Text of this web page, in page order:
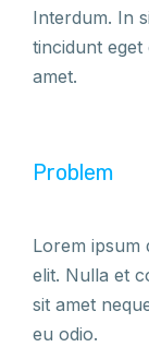
Interdum. In
tincidunt
amet.
Problem
Lorem ipsum
elit. Nulla et
sit amet
eu odio.